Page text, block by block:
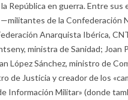
República en guerra. Entre sus
de la Confederación
Anarquista Ibérica,
ministra de Sanidad; Joan
López Sánchez, ministro de
de Justicia y creador de los
Información Militar» (donde